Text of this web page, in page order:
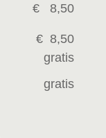
€ 8,50
€ 8,50
gratis
gratis